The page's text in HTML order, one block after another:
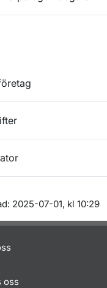
2025-07-01, kl 10:29
oss